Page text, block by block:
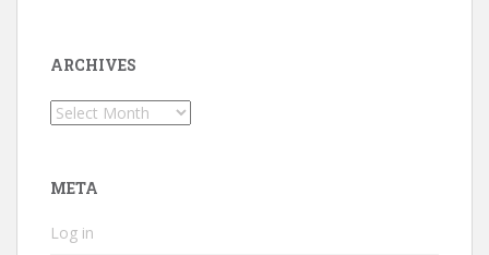
ARCHIVES
Archives
META
Log in